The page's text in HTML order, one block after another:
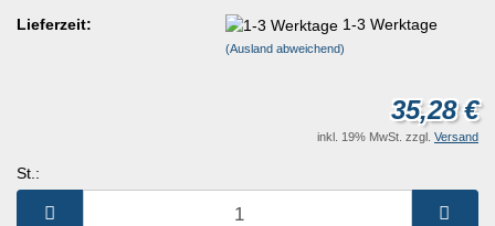
Lieferzeit:
1-3 Werktage
(Ausland abweichend)
35,28 €
inkl. 19% MwSt. zzgl. Versand
St.: